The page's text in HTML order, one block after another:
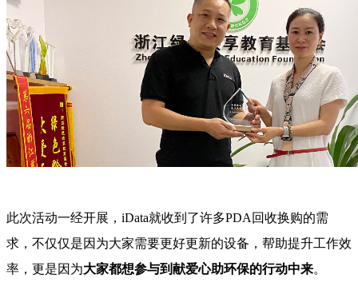
此次活动一经开展， iData就收到了许多PDA回收换购的需
求，不仅仅是因为大家需要更好更新的设备，帮助提升工作效
率，更是因为大家都想参与到献爱心助环保的行动中来。